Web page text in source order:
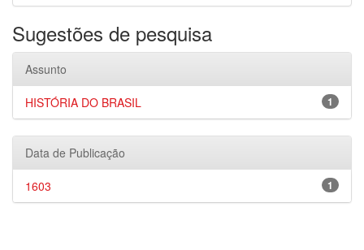
Sugestões de pesquisa
Assunto
1
HISTÓRIA DO BRASIL
Data de Publicação
1
1603